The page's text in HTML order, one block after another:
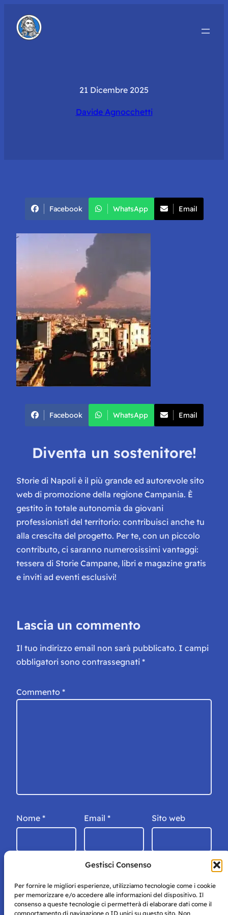
Gestisci Consenso
Per fornire le migliori esperienze, utilizziamo tecnologie come i cookie
per memorizzare e/o accedere alle informazioni del dispositivo. Il
consenso a queste tecnologie ci permetterà di elaborare dati come il
comportamento di navigazione o ID unici su questo sito. Non
21 Dicembre 2025
Davide Agnocchetti
Facebook WhatsApp Email
Facebook WhatsApp Email
Diventa un sostenitore!
Storie di Napoli è il più grande ed autorevole sito
web di promozione della regione Campania. È
gestito in totale autonomia da giovani
professionisti del territorio: contribuisci anche tu
alla crescita del progetto. Per te, con un piccolo
contributo, ci saranno numerosissimi vantaggi:
tessera di Storie Campane, libri e magazine gratis
e inviti ad eventi esclusivi!
Lascia un commento
Il tuo indirizzo email non sarà pubblicato. I campi
obbligatori sono contrassegnati *
Commento *
Nome * Email * Sito web